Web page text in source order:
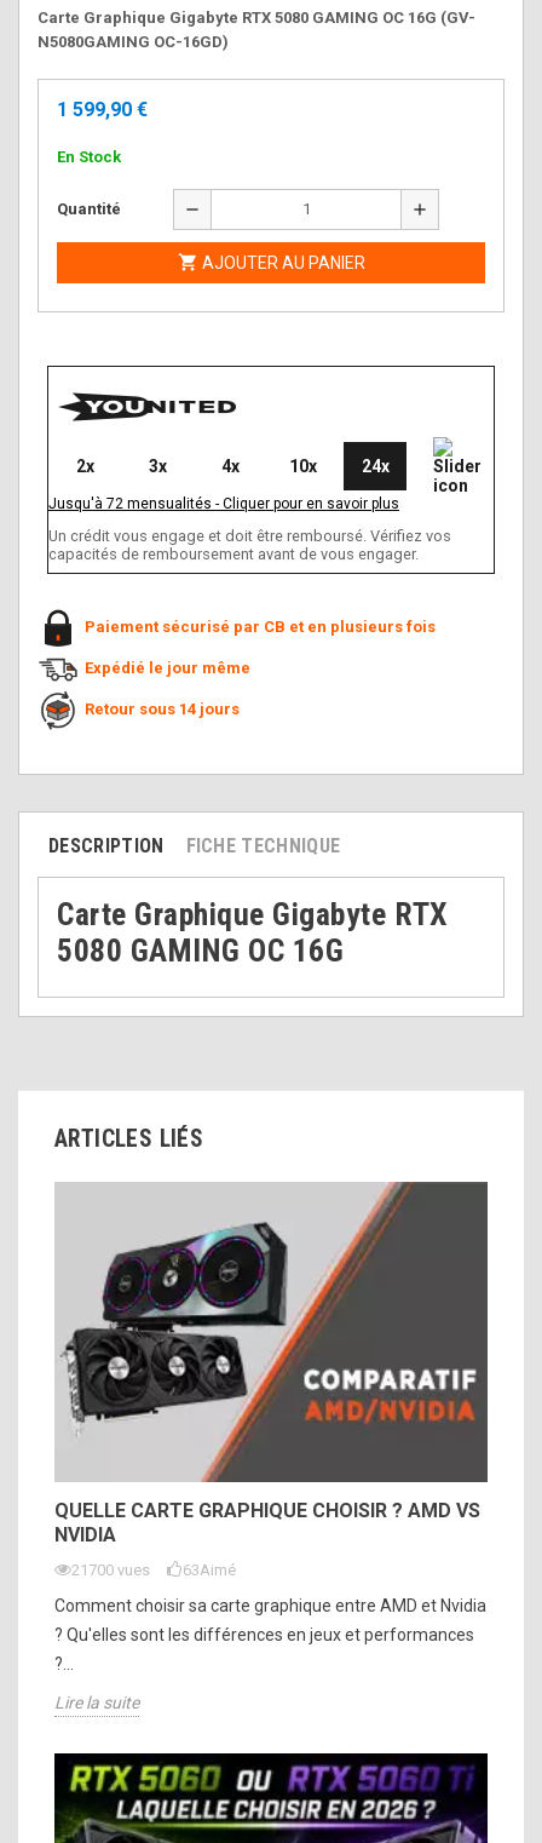
Carte Graphique Gigabyte RTX 5080 GAMING OC 16G (GV-
N5080GAMING OC-16GD)
1 599,90 €
En Stock
Quantité remove add
 AJOUTER AU PANIER
2x 3x 4x 10x 24x
Jusqu'à 72 mensualités - Cliquer pour en savoir plus
Un crédit vous engage et doit être remboursé. Vérifiez vos
capacités de remboursement avant de vous engager.
Paiement sécurisé par CB et en plusieurs fois
Expédié le jour même
Retour sous 14 jours
DESCRIPTION FICHE TECHNIQUE
Carte Graphique Gigabyte RTX
5080 GAMING OC 16G
ARTICLES LIÉS
QUELLE CARTE GRAPHIQUE CHOISIR ? AMD VS
NVIDIA
21700 vues 63Aimé
Comment choisir sa carte graphique entre AMD et Nvidia
? Qu'elles sont les différences en jeux et performances
?...
Lire la suite